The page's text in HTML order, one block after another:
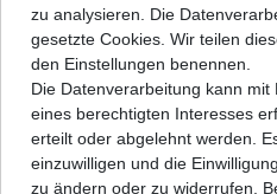
Technische Daten
Angaben Produktsicherheit
zu analysieren. Die
gesetzte Cookies. Wir teilen
den Einstellungen benennen.
Die Datenverarbeitung kann
eines berechtigten Interesses
erteilt oder abgelehnt werden.
einzuwilligen und die
zu ändern oder zu widerrufen.